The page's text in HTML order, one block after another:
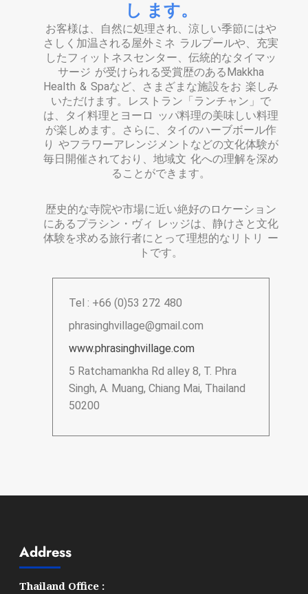
し ます。
お客様は、自然に処理され、涼しい季節にはや
さしく加温される屋外ミネ ラルプールや、充実
したフィットネスセンター、伝統的なタイマッ
サージ が受けられる受賞歴のあるMakkha
Health & Spaなど、さまざまな施設をお 楽しみ
いただけます。レストラン「ランチャン」で
は、タイ料理とヨーロ ッパ料理の美味しい料理
が楽しめます。さらに、タイのハーブボール作
り やフラワーアレンジメントなどの文化体験が
毎日開催されており、地域文 化への理解を深め
ることができます。
歴史的な寺院や市場に近い絶好のロケーション
にあるプラシン・ヴィ レッジは、静けさと文化
体験を求める旅行者にとって理想的なリトリ ー
トです。
Tel : +66 (0)53 272 480
phrasinghvillage@gmail.com
www.phrasinghvillage.com
5 Ratchamankha Rd alley 8, T. Phra
Singh, A. Muang, Chiang Mai, Thailand
50200
Address
Thailand Office :